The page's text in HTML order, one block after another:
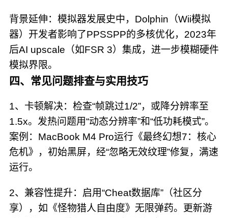
背景延伸：模拟器发展史中，Dolphin（Wii模拟
器）开发者影响了PPSSPP的多核优化，2023年
后AI upscale（如FSR 3）集成，进一步模糊硬件
模拟界限。
四、常见问题排查与实用技巧
1、卡顿解决：检查“帧跳过1/2”，或降分辨率至
1.5x。发热问题用“动态分辨率”和“低功耗模式”。
案例：MacBook M4 Pro运行《最终幻想7：核心
危机》，初始黑屏，经“忽略无效纹理”修复，满速
运行。
2、兼容性提升：启用“Cheat数据库”（社区分
享），如《怪物猎人自由度》无限弹药。更新游